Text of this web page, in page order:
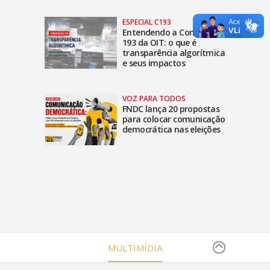
ESPECIAL C193
Entendendo a Convenção
193 da OIT: o que é
transparência algorítmica
e seus impactos
VOZ PARA TODOS
FNDC lança 20 propostas
para colocar comunicação
democrática nas eleições
MULTIMÍDIA